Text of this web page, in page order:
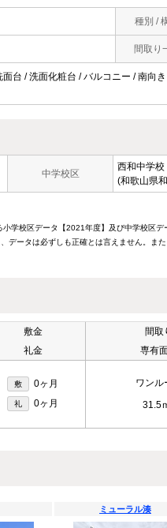
種別 /
間取り
台 / 洗面化粧台 / バルコニー / 南向
中学校区
西和中学校
(和歌山県
学校区データ【2021年度】及び中学校区
ータは必ずしも正確とは言えません。ま
敷金
礼金
間取
専有
敷 0ヶ月
礼 0ヶ月
ワンル
31.5
ミューラル湊